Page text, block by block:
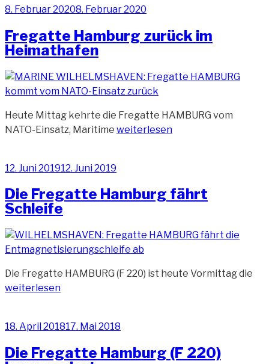
Veröffentlicht
8. Februar 20208. Februar 2020
Fregatte Hamburg zurück im
Heimathafen
Heute Mittag kehrte die Fregatte HAMBURG vom
NATO-Einsatz, Maritime „Fregatte
im
Heimathafen“
weiterlesen
Veröffentlicht
12. Juni 201912. Juni 2019
Die Fregatte Hamburg fährt
Schleife
Die Fregatte HAMBURG (F 220) ist heute Vormittag die
weiterlesen
Veröffentlicht
18. April 201817. Mai 2018
Die Fregatte Hamburg (F 220)